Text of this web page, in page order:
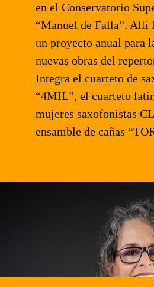
en el Conservatorio
“Manuel de Falla”. Allí
un proyecto anual para
nuevas obras del
Integra el cuarteto de
“4MIL”, el cuarteto
mujeres saxofonistas
ensamble de cañas